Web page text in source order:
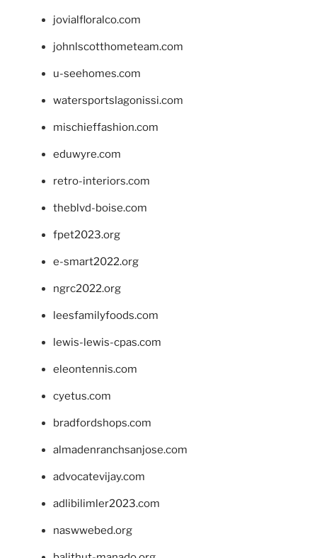
jovialfloralco.com
johnlscotthometeam.com
u-seehomes.com
watersportslagonissi.com
mischieffashion.com
eduwyre.com
retro-interiors.com
theblvd-boise.com
fpet2023.org
e-smart2022.org
ngrc2022.org
leesfamilyfoods.com
lewis-lewis-cpas.com
eleontennis.com
cyetus.com
bradfordshops.com
almadenranchsanjose.com
advocatevijay.com
adlibilimler2023.com
naswwebed.org